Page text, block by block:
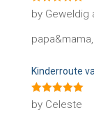
Rated5out
of 5
by Geweldig
Kinderroute
Rated5out
of 5
by Celeste